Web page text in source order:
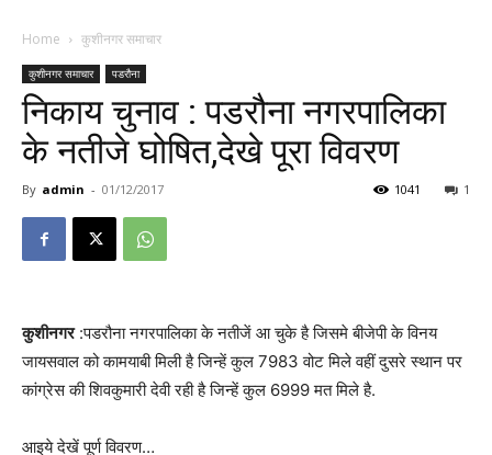
Home कुशीनगर समाचार
कुशीनगर समाचार पडरौना
निकाय चुनाव : पडरौना नगरपालिका
के नतीजे घोषित,देखे पूरा विवरण
By admin - 01/12/2017 1
1041
कुशीनगर:पडरौना नगरपालिका के नतीजें आ चुके है जिसमे बीजेपी के विनय
जायसवाल को कामयाबी मिली है जिन्हें कुल 7983 वोट मिले वहीं दुसरे स्थान पर
कांग्रेस की शिवकुमारी देवी रही है जिन्हें कुल 6999 मत मिले है.
आइये देखें पूर्ण विवरण…